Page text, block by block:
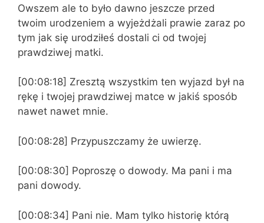
Owszem ale to było dawno jeszcze przed
twoim urodzeniem a wyjeżdżali prawie zaraz po
tym jak się urodziłeś dostali ci od twojej
prawdziwej matki.
[00:08:18] Zresztą wszystkim ten wyjazd był na
rękę i twojej prawdziwej matce w jakiś sposób
nawet nawet mnie.
[00:08:28] Przypuszczamy że uwierzę.
[00:08:30] Poproszę o dowody. Ma pani i ma
pani dowody.
[00:08:34] Pani nie. Mam tylko historię którą